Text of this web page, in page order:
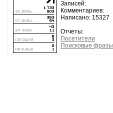
Записей:
Комментариев:
Написано: 15327
Отчеты:
Посетители
Поисковые фразы